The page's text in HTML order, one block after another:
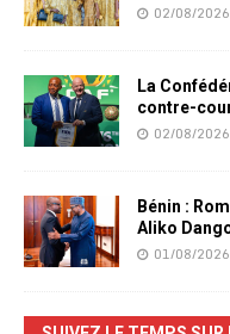
02/08/2026
La
contre-
02/08/2026
Bénin :
Aliko
01/08/2026